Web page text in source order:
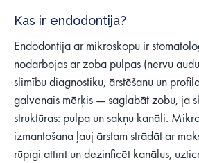
Kas ir endodontija?
Endodontija ar mikroskopu ir
nodarbojas ar zoba pulpas (nervu
slimību diagnostiku, ārstēšanu un
galvenais mērķis — saglabāt zobu, ja
struktūras: pulpa un sakņu kanāli.
izmantošana ļauj ārstam strādāt ar
rūpīgi attīrīt un dezinficēt kanālus,